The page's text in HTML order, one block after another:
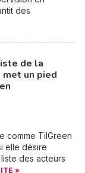
des
de la
un pied
comme TilGreen
elle désire
des acteurs
»